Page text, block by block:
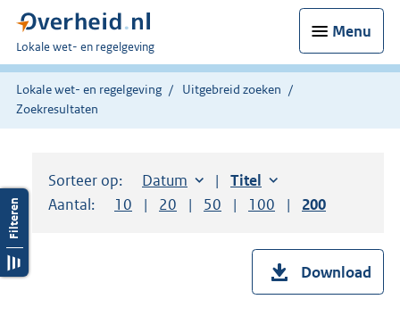
Menu
U
bent
hier:
Lokale wet- en regelgeving
Lokale wet- en regelgeving
Uitgebreid zoeken
Zoekresultaten
Sorteer op: Sorteer op:
Datum aflopendSorteer op:
Titel oplopend
Aantal:
Toon
10 resultaten per pagina
Toon
20 resultaten per pagina
Toon
50 resultaten per pagina
Toon
100 resultaten per
Toon
200
Download